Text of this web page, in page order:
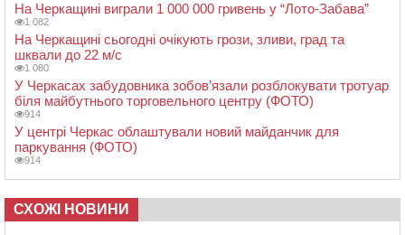
На Черкащині виграли 1 000 000 гривень у “Лото-Забава”
1 082
На Черкащині сьогодні очікують грози, зливи, град та
шквали до 22 м/с
1 080
У Черкасах забудовника зобов’язали розблокувати тротуар
біля майбутнього торговельного центру (ФОТО)
914
У центрі Черкас облаштували новий майданчик для
паркування (ФОТО)
914
СХОЖІ НОВИНИ